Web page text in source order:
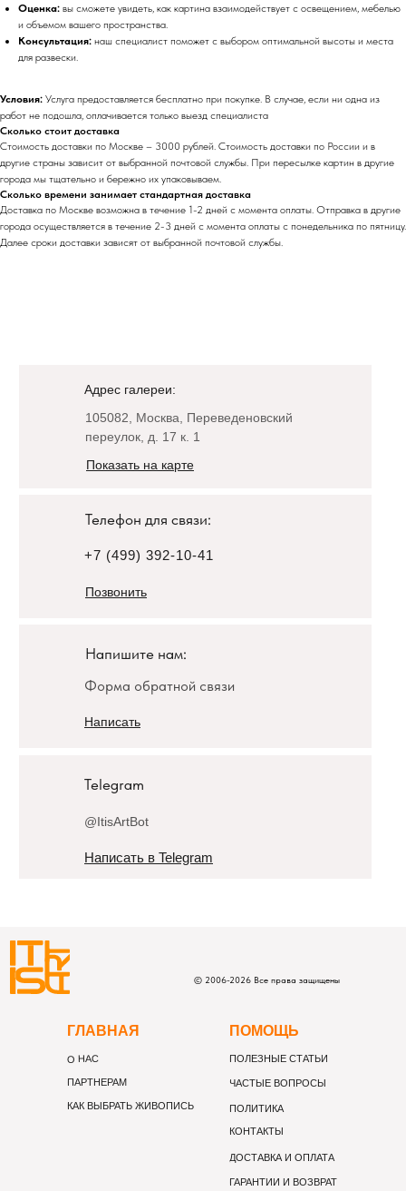
Оценка: вы сможете увидеть, как картина взаимодействует с освещением, мебелью
и объемом вашего пространства.
Консультация: наш специалист поможет с выбором оптимальной высоты и места
для развески.
Условия: Услуга предоставляется бесплатно при покупке. В случае, если ни одна из
работ не подошла, оплачивается только выезд специалиста
Сколько стоит доставка
Стоимость доставки по Москве – 3000 рублей. Стоимость доставки по России и в
другие страны зависит от выбранной почтовой службы. При пересылке картин в другие
города мы тщательно и бережно их упаковываем.
Сколько времени занимает стандартная доставка
Доставка по Москве возможна в течение 1-2 дней с момента оплаты. Отправка в другие
города осуществляется в течение 2-3 дней с момента оплаты с понедельника по пятницу.
Далее сроки доставки зависят от выбранной почтовой службы.
Адрес галереи:
Телефон для связи:
Напишите нам:
Telegram
105082, Москва, Переведеновский
переулок, д. 17 к. 1
Показать на карте
+7 (499) 392-10-41
Позвонить
Написать
Написать в Telegram
Форма обратной связи
@ItisArtBot
О НАС
ГЛАВНАЯ ПОМОЩЬ
ЧАСТЫЕ ВОПРОСЫ
ПОЛЕЗНЫЕ СТАТЬИ
КАК ВЫБРАТЬ ЖИВОПИСЬ
ПАРТНЕРАМ
КОНТАКТЫ
ДОСТАВКА И ОПЛАТА
ГАРАНТИИ И ВОЗВРАТ
© 2006-2026 Все права защищены
ПОЛИТИКА